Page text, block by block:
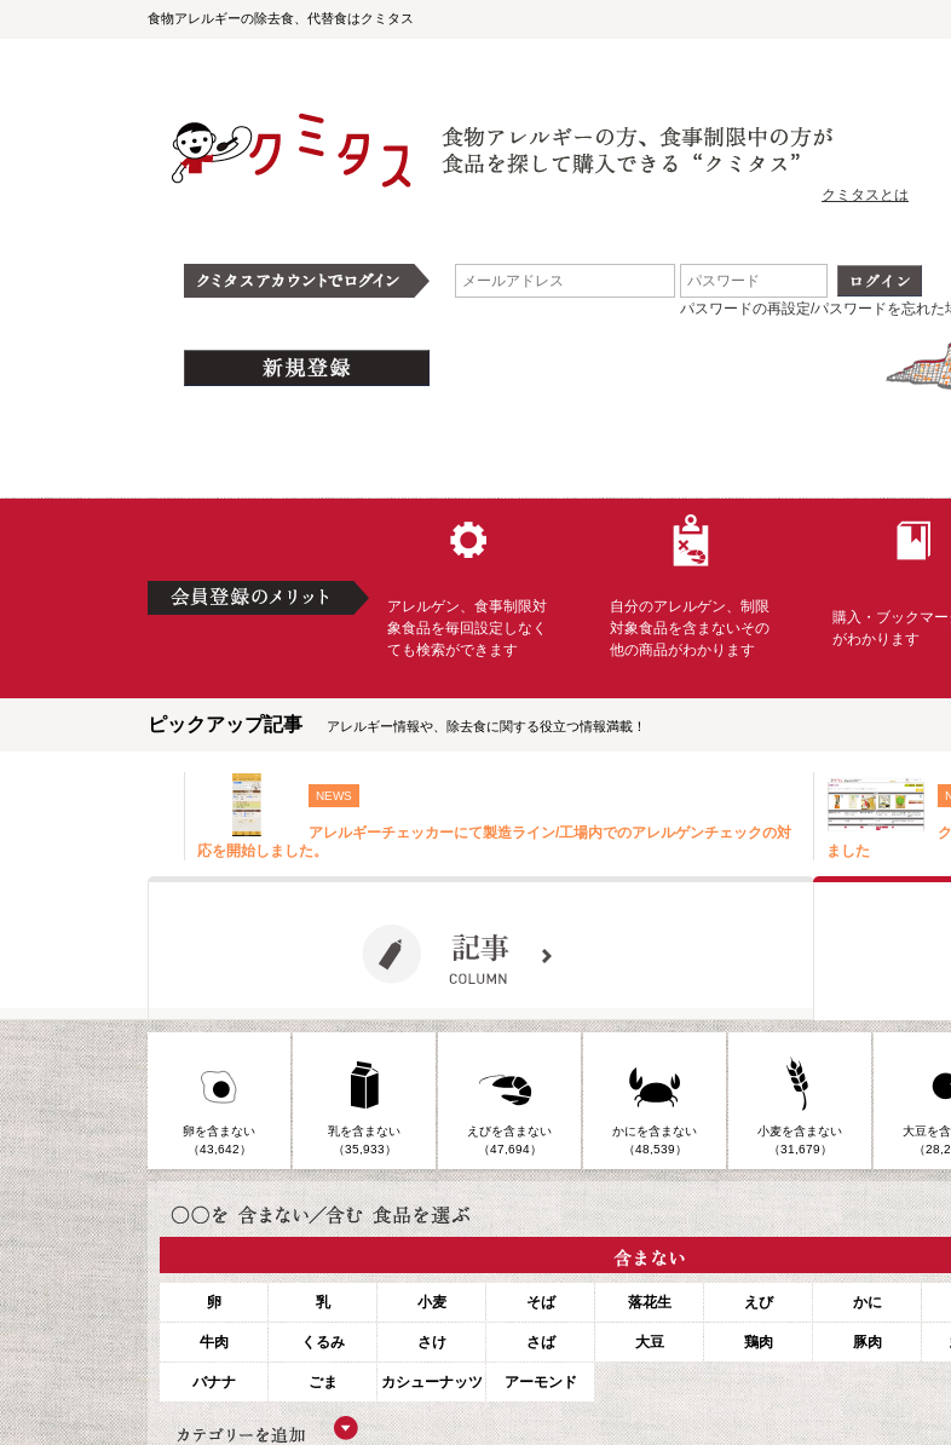
食物アレルギーの除去食、代替食はクミタス
クミタスとは
パスワードの再設定/パスワードを忘れた
アレルゲン、食事制限対
象食品を毎回設定しなく
ても検索ができます
自分のアレルゲン、制限
対象食品を含まないその
他の商品がわかります
購入・ブックマ
がわかります
ピックアップ記事 アレルギー情報や、除去食に関する役立つ情報満載！
NEWS
アレルギーチェッカーにて製造ライン/工場内でのアレルゲンチェックの対
応を開始しました。
ました
卵を含まない
（43,642）
乳を含まない
（35,933）
えびを含まない
（47,694）
かにを含まない
（48,539）
小麦を含まない
（31,679）
大豆を
（
卵 乳 小麦 そば 落花生 えび かに
牛肉 くるみ さけ さば 大豆 鶏肉 豚肉
バナナ ごま カシューナッツ アーモンド